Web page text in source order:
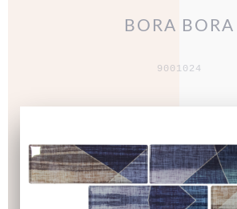
BORA BORA
9001024